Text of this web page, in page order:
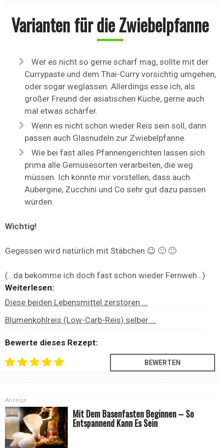
Varianten für die Zwiebelpfanne
Wer es nicht so gerne scharf mag, sollte mit der
Currypaste und dem Thai-Curry vorsichtig umgehen,
oder sogar weglassen. Allerdings esse ich, als
großer Freund der asiatischen Küche, gerne auch
mal etwas schärfer.
Wenn es nicht schon wieder Reis sein soll, dann
passen auch Glasnudeln zur Zwiebelpfanne.
Wie bei fast alles Pfannengerichten lassen sich
prima alle Gemüsesorten verarbeiten, die weg
müssen. Ich könnte mir vorstellen, dass auch
Aubergine, Zucchini und Co sehr gut dazu passen
würden.
Wichtig!
Gegessen wird natürlich mit Stäbchen 😉 🙂 🙂
(…da bekomme ich doch fast schon wieder Fernweh…)
Weiterlesen:
Diese beiden Lebensmittel zerstören ...
Blumenkohlreis (Low-Carb-Reis) selber ...
Bewerte dieses Rezept:
Mit Dem Basenfasten Beginnen – So
Entspannend Kann Es Sein
Anzeige